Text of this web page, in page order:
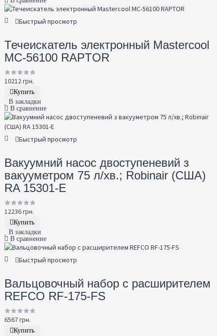
Быстрый просмотр
Течеискатель электронный Mastercool
MC-56100 RAPTOR
10212 грн.
Купить
В закладки
В сравнение
Быстрый просмотр
Вакуумний насос двоступеневий з
вакууметром 75 л/хв.; Robinair (США)
RA 15301-E
12236 грн.
Купить
В закладки
В сравнение
Быстрый просмотр
Вальцовочный набор с расширителем
REFCO RF-175-FS
6567 грн.
Купить